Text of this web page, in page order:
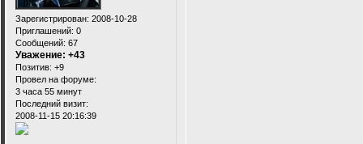
Зарегистрирован: 2008-10-28
Приглашений: 0
Сообщений: 67
Уважение: +43
Позитив: +9
Провел на форуме:
3 часа 55 минут
Последний визит:
2008-11-15 20:16:39